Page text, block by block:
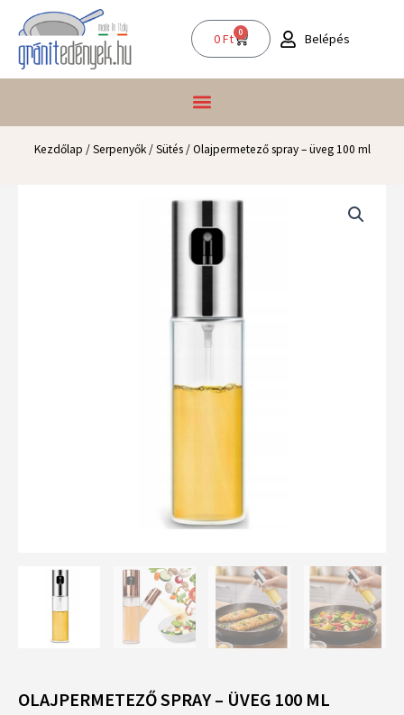
content
0Ft 0
Kosár Belépés
Kezdőlap /Serpenyők/Sütés/ Olajpermetező spray – üveg 100 ml
OLAJPERMETEZŐ SPRAY – ÜVEG 100 ML